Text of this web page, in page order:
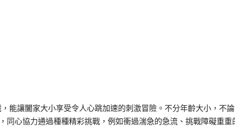
能讓闔家大小享受令人心跳加速的刺激冒險。不分年齡大小，不
同心協力通過種種精彩挑戰，例如衝過湍急的急流、挑戰障礙重重